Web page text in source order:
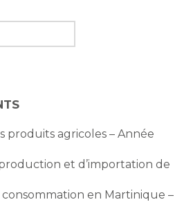
produits agricoles – Année
et d’importation de
consommation en Martinique –